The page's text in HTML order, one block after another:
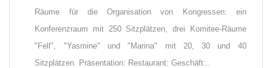
Räume für die Organisation von Kongressen: ein
Konferenzraum mit 250 Sitzplätzen, drei Komitee-Räume
"Fell", "Yasmine" und "Marina" mit 20, 30 und 40
Sitzplätzen. Präsentation: Restaurant: Geschäft:..